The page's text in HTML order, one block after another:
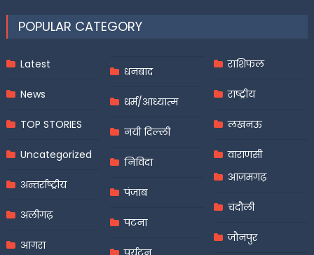
POPULAR CATEGORY
Latest
News
TOP STORIES
Uncategorized
अन्तर्राष्ट्रीय
अलीगढ़
आगरा
धनबाद
धर्म/आध्यात्म
नयी दिल्ली
निविदा
पंजाब
पटना
राशिफल
राष्ट्रीय
लखनऊ
वाराणसी
आज़मगढ़
चंदौली
जौनपुर